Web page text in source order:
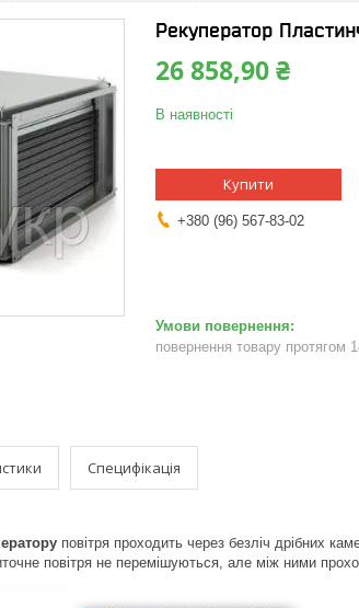
Рекуператор
26 858,90 ₴
В наявності
Купити
+380 (96) 567-83-02
повернення товару протягом
Специфікація
повітря проходить через безліч дрібних
повітря не перемішуються, але між ними